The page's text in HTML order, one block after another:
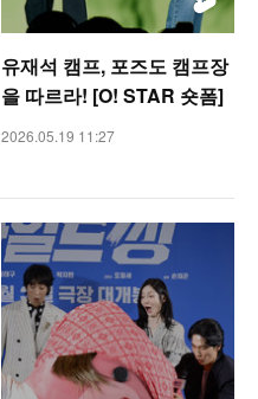
유재석 캠프, 포즈도 캠프장
을 따르라! [O! STAR 숏폼]
2026.05.19 11:27